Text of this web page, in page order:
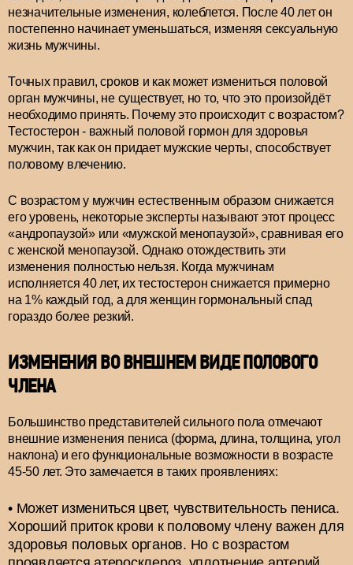
незначительные изменения, колеблется. После 40 лет он
постепенно начинает уменьшаться, изменяя сексуальную
жизнь мужчины.
Точных правил, сроков и как может измениться половой
орган мужчины, не существует, но то, что это произойдёт
необходимо принять. Почему это происходит с возрастом?
Тестостерон - важный половой гормон для здоровья
мужчин, так как он придает мужские черты, способствует
половому влечению.
С возрастом у мужчин естественным образом снижается
его уровень, некоторые эксперты называют этот процесс
«андропаузой» или «мужской менопаузой», сравнивая его
с женской менопаузой. Однако отождествить эти
изменения полностью нельзя. Когда мужчинам
исполняется 40 лет, их тестостерон снижается примерно
на 1% каждый год, а для женщин гормональный спад
гораздо более резкий.
ИЗМЕНЕНИЯ ВО ВНЕШНЕМ ВИДЕ ПОЛОВОГО
ЧЛЕНА
Большинство представителей сильного пола отмечают
внешние изменения пениса (форма, длина, толщина, угол
наклона) и его функциональные возможности в возрасте
45-50 лет. Это замечается в таких проявлениях:
Может измениться цвет, чувствительность пениса.
Хороший приток крови к половому члену важен для
здоровья половых органов. Но с возрастом